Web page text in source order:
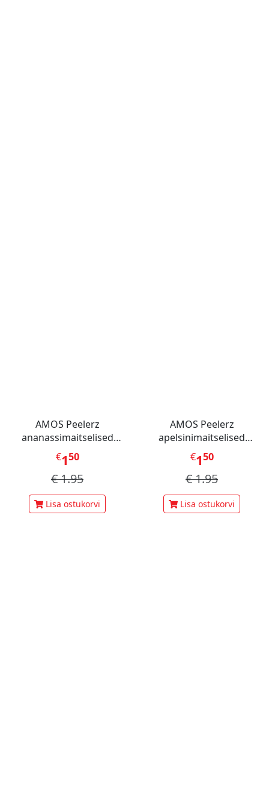
AMOS Peelerz
ananassimaitselised
kummikommid 65 g
€150
€1.95
Lisa ostukorvi
AMOS Peelerz
apelsinimaitselised
kummikommid 65 g
€150
€1.95
Lisa ostukorvi